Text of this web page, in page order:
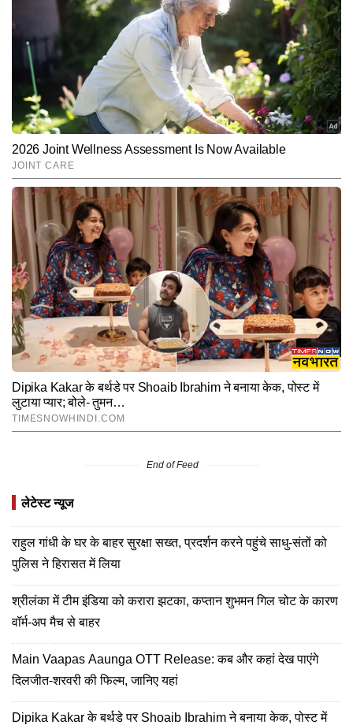
End of Feed
लेटेस्ट न्यूज
राहुल गांधी के घर के बाहर सुरक्षा सख्त, प्रदर्शन करने पहुंचे साधु-संतों को
पुलिस ने हिरासत में लिया
श्रीलंका में टीम इंडिया को करारा झटका, कप्तान शुभमन गिल चोट के कारण
वॉर्म-अप मैच से बाहर
Main Vaapas Aaunga OTT Release: कब और कहां देख पाएंगे
दिलजीत-शरवरी की फिल्म, जानिए यहां
Dipika Kakar के बर्थडे पर Shoaib Ibrahim ने बनाया केक, पोस्ट में